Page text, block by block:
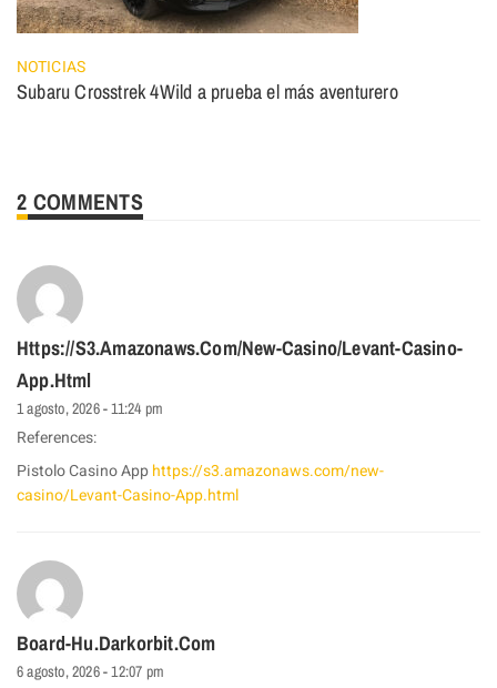
NOTICIAS
Subaru Crosstrek 4Wild a prueba el más aventurero
2 COMMENTS
Https://s3.amazonaws.com/new-Casino/Levant-Casino-
App.html
1 agosto, 2026 - 11:24 pm
References:
Pistolo Casino Apphttps://s3.amazonaws.com/new-
casino/Levant-Casino-App.html
Board-Hu.darkorbit.com
6 agosto, 2026 - 12:07 pm